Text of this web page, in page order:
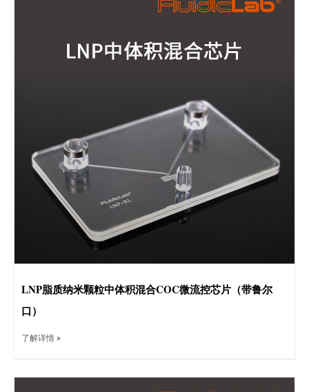
LNP脂质纳米颗粒中体积混合COC微流控芯片（带鲁尔
口）
了解详情 »